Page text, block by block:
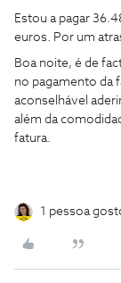
Estou a pagar
euros. Por um
Boa noite, é de
no pagamento da
aconselhável
além da
fatura.
1 pessoa